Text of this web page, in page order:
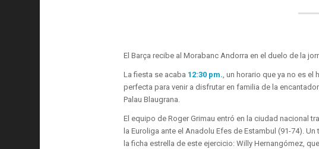
El Barça recibe al Morabanc Andorra en el duelo de la
La fiesta se acaba 12:30 pm., un horario que ya no es el
perfecta para venir a disfrutar en familia de la
Palau Blaugrana.
El equipo de Roger Grimau entró en la ciudad nacional
la Euroliga ante el Anadolu Efes de Estambul (91-74).
la ficha estrella de este ejercicio: Willy Hernangómez,